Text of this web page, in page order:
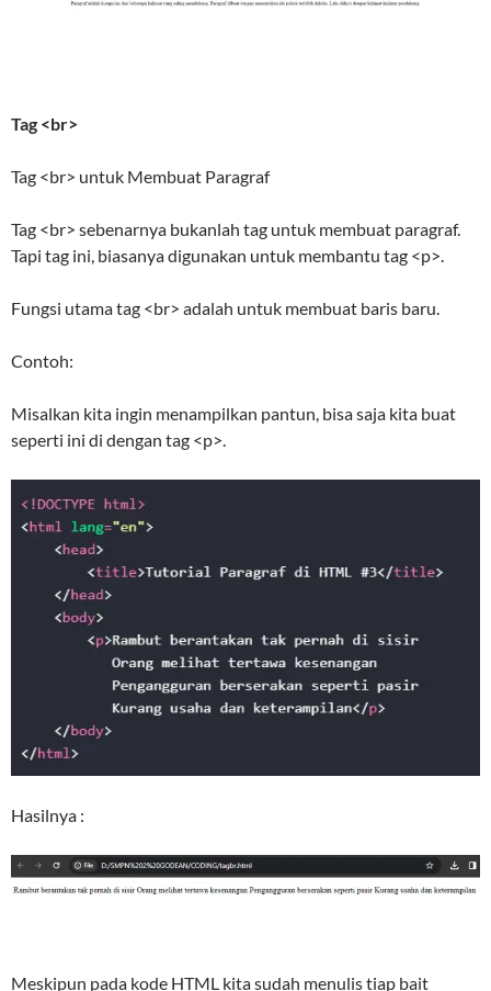
Tag <br>
Tag <br> untuk Membuat Paragraf
Tag <br> sebenarnya bukanlah tag untuk membuat paragraf.
Tapi tag ini, biasanya digunakan untuk membantu tag <p>.
Fungsi utama tag <br> adalah untuk membuat baris baru.
Contoh:
Misalkan kita ingin menampilkan pantun, bisa saja kita buat
seperti ini di dengan tag <p>.
Hasilnya :
Meskipun pada kode HTML kita sudah menulis tiap bait